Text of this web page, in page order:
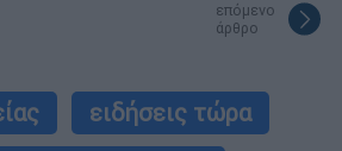
επόμενο
άρθρο
ειδήσεις τώρα